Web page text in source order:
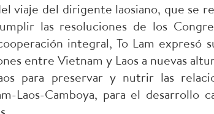
viaje del dirigente laosiano, que se
las resoluciones de los
integral, To Lam expresó
entre Vietnam y Laos a nuevas
para preservar y nutrir las
Laos-Camboya, para el desarrollo